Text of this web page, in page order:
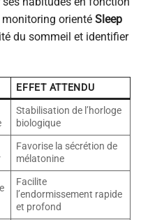
monitoring orienté Sleep
du sommeil et identifier
EFFET ATTENDU
Stabilisation de l’horloge
biologique
Favorise la sécrétion de
mélatonine
Facilite
l’endormissement rapide
et profond